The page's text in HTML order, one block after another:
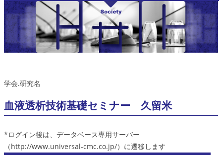
学会.研究名
血液透析技術基礎セミナー 久留米
*ログイン後は、データベース専用サーバー
（http://www.universal-cmc.co.jp/）に遷移します